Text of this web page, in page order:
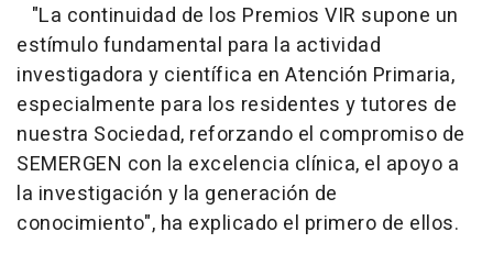
"La continuidad de los Premios VIR supone un
estímulo fundamental para la actividad
investigadora y científica en Atención Primaria,
especialmente para los residentes y tutores de
nuestra Sociedad, reforzando el compromiso de
SEMERGEN con la excelencia clínica, el apoyo a
la investigación y la generación de
conocimiento", ha explicado el primero de ellos.